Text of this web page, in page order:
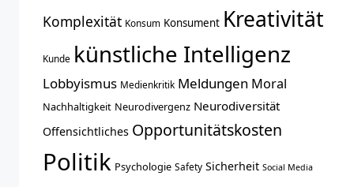
Komplexität Konsum Konsument Kreativität
Kunde künstliche Intelligenz
Lobbyismus Medienkritik Meldungen Moral
Nachhaltigkeit Neurodivergenz Neurodiversität
Offensichtliches Opportunitätskosten
Politik Psychologie Safety Sicherheit Social Media